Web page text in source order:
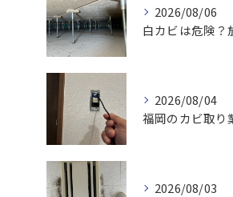
2026/08/06
2026/08/04
2026/08/03